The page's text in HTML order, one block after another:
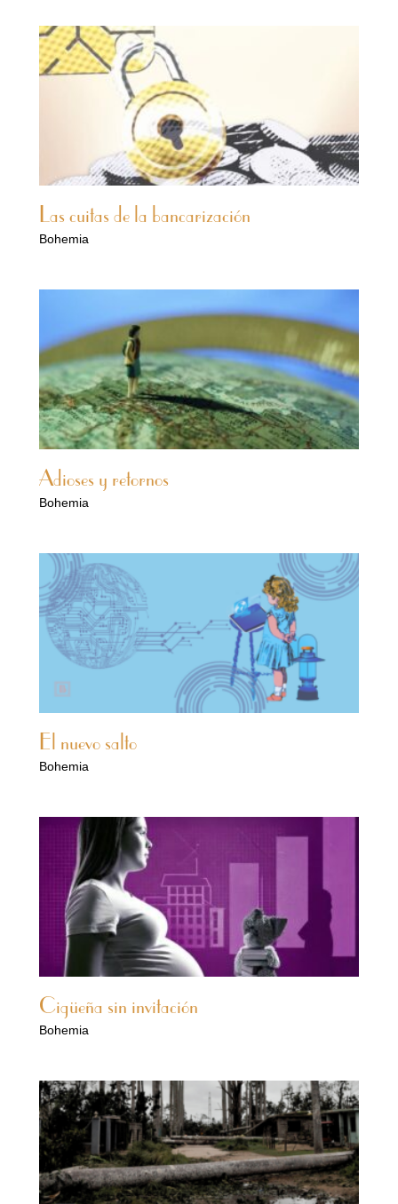
Las cuitas de la bancarización
Bohemia
Adioses y retornos
Bohemia
El nuevo salto
Bohemia
Cigüeña sin invitación
Bohemia